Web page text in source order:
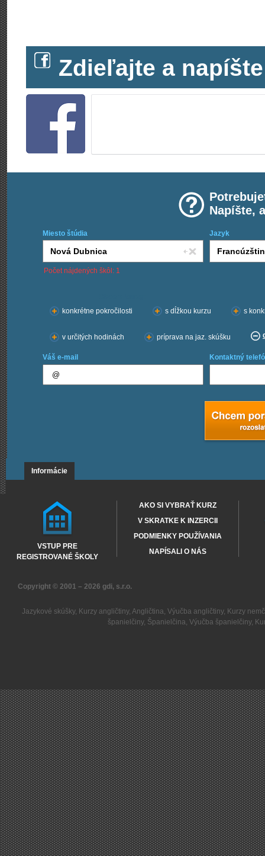
Zdieľajte a
Napíšte,
Miesto štúdia Jazyk
Počet nájdených škôl: 1
konkrétne pokročilosti
s dĺžkou kurzu s
v určitých hodinách príprava na jaz. skúšku
Váš e-mail Kontaktný
Informácie
VSTUP PRE
REGISTROVANÉ ŠKOLY
AKO SI VYBRAŤ KURZ
V SKRATKE K INZERCII
PODMIENKY POUŽÍVANIA
NAPÍSALI O NÁS
Copyright © 2001 – 2026 gdi, s.r.o.
Jazykové skúšky, Kurzy angličtiny, Angličtina, Výučba angličtiny, Kurzy
španielčiny, Španielčina, Výučba španielčiny,